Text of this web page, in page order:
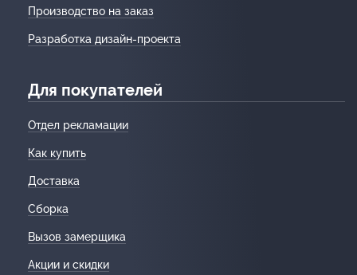
Производство на заказ
Разработка дизайн-проекта
Для покупателей
Отдел рекламации
Как купить
Доставка
Сборка
Вызов замерщика
Акции и скидки